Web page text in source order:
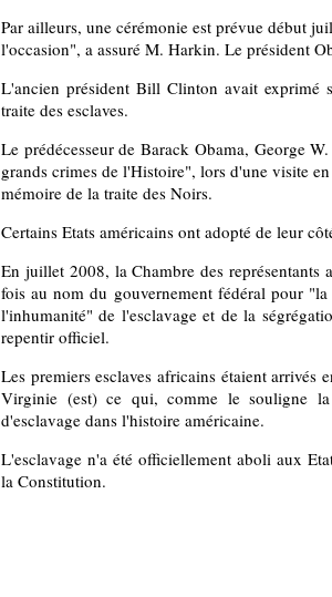
Par ailleurs, une cérémonie est prévue début
l'occasion", a assuré M. Harkin. Le président
L'ancien président Bill Clinton avait exprimé
traite des esclaves.
Le prédécesseur de Barack Obama, George
grands crimes de l'Histoire", lors d'une visite
mémoire de la traite des Noirs.
Certains Etats américains ont adopté de leur
En juillet 2008, la Chambre des représentants
fois au nom du gouvernement fédéral pour
l'inhumanité" de l'esclavage et de la
repentir officiel.
Les premiers esclaves africains étaient
Virginie (est) ce qui, comme le souligne
d'esclavage dans l'histoire américaine.
L'esclavage n'a été officiellement aboli aux
la Constitution.